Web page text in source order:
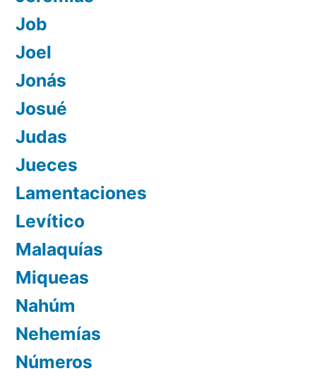
Job
Joel
Jonás
Josué
Judas
Jueces
Lamentaciones
Levítico
Malaquías
Miqueas
Nahúm
Nehemías
Números